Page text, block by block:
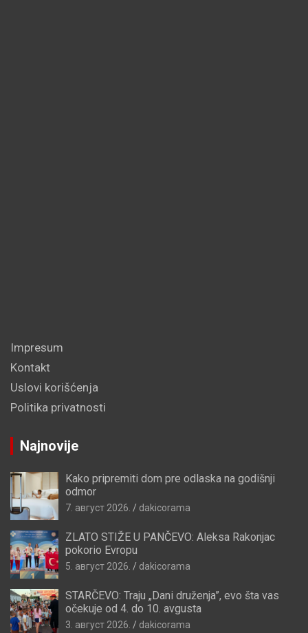
Impresum
Kontakt
Uslovi korišćenja
Politika privatnosti
Najnovije
Kako pripremiti dom pre odlaska na godišnji
odmor
7. август 2026. dakicorama
ZLATO STIŽE U PANČEVO: Aleksa Rakonjac
pokorio Evropu
5. август 2026. dakicorama
STARČEVO: Traju „Dani druženja”, evo šta vas
očekuje od 4. do 10. avgusta
3. август 2026. dakicorama